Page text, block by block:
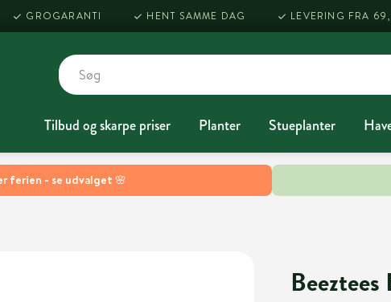
ferien - se udvalget 🌸
GROGARANTI HENT SAMME DAG LEVERING FRA
Tilbud og skarpe priser Planter Stueplanter